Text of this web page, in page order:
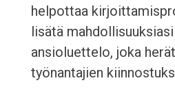
helpottaa
lisätä
ansioluettelo, joka
työnantajien